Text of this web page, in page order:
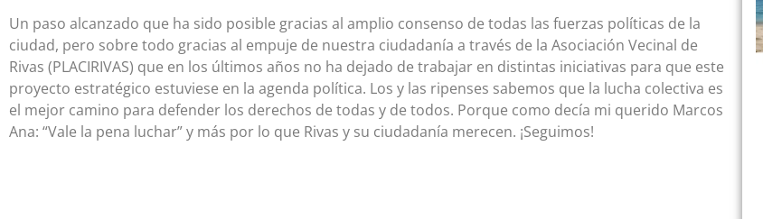
Un paso alcanzado que ha sido posible gracias al amplio consenso de todas las fuerzas políticas de la
ciudad, pero sobre todo gracias al empuje de nuestra ciudadanía a través de la Asociación Vecinal de
Rivas (PLACIRIVAS) que en los últimos años no ha dejado de trabajar en distintas iniciativas para que este
proyecto estratégico estuviese en la agenda política. Los y las ripenses sabemos que la lucha colectiva es
el mejor camino para defender los derechos de todas y de todos. Porque como decía mi querido Marcos
Ana: “Vale la pena luchar” y más por lo que Rivas y su ciudadanía merecen. ¡Seguimos!